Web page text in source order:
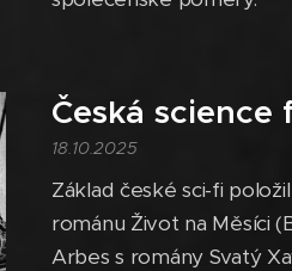
Česká
18.10.2025
Základ české sci-fi
románu Život na Měsíci
Arbes s romány Svatý